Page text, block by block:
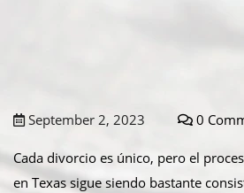
September 2, 2023 0
Cada divorcio es único, pero el
en Texas sigue siendo bastante